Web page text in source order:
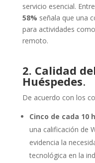
servicio esencial.
58% señala que una
para actividades
remoto.
2. Calidad
Huéspedes.
De acuerdo con los
Cinco de cada 10
una calificación de
evidencia la
tecnológica en la